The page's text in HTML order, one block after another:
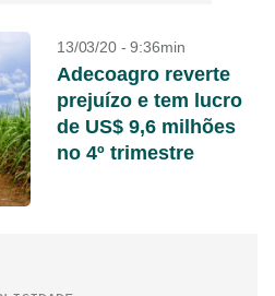
13/03/20 - 9:36min
Adecoagro reverte
prejuízo e tem lucro
de US$ 9,6 milhões
no 4º trimestre